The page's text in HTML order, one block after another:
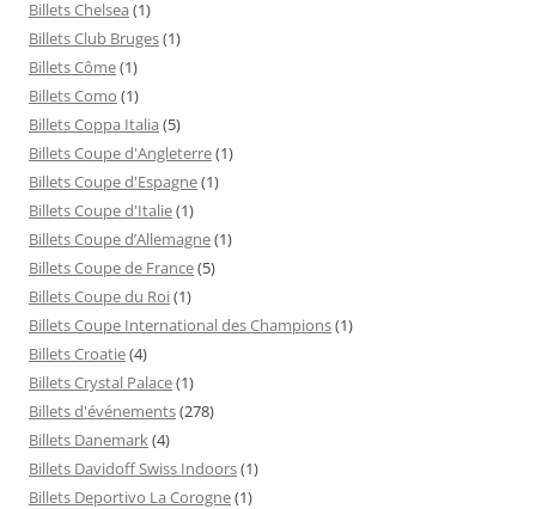
Billets Chelsea (1)
Billets Club Bruges(1)
Billets Côme(1)
Billets Como (1)
Billets Coppa Italia (5)
Billets Coupe d'Angleterre(1)
Billets Coupe d'Espagne(1)
Billets Coupe d'Italie(1)
Billets Coupe d’Allemagne(1)
Billets Coupe de France(5)
Billets Coupe du Roi(1)
Billets Coupe International des Champions(1)
Billets Croatie(4)
Billets Crystal Palace(1)
Billets d'événements(278)
Billets Danemark(4)
Billets Davidoff Swiss Indoors(1)
Billets Deportivo La Corogne(1)